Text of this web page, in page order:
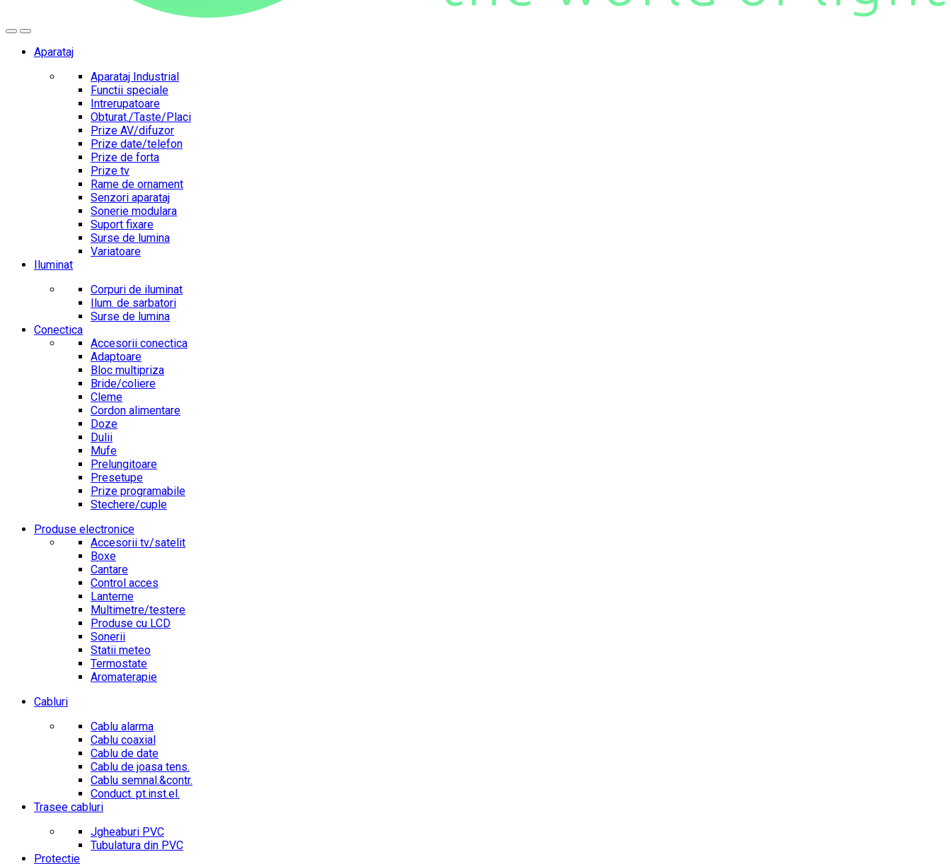
Aparataj
Aparataj Industrial
Functii speciale
Intrerupatoare
Obturat./Taste/Placi
Prize AV/difuzor
Prize date/telefon
Prize de forta
Prize tv
Rame de ornament
Senzori aparataj
Sonerie modulara
Suport fixare
Surse de lumina
Variatoare
Iluminat
Corpuri de iluminat
Ilum. de sarbatori
Surse de lumina
Conectica
Accesorii conectica
Adaptoare
Bloc multipriza
Bride/coliere
Cleme
Cordon alimentare
Doze
Dulii
Mufe
Prelungitoare
Presetupe
Prize programabile
Stechere/cuple
Produse electronice
Accesorii tv/satelit
Boxe
Cantare
Control acces
Lanterne
Multimetre/testere
Produse cu LCD
Sonerii
Statii meteo
Termostate
Aromaterapie
Cabluri
Cablu alarma
Cablu coaxial
Cablu de date
Cablu de joasa tens.
Cablu semnal.&contr.
Conduct. pt.inst.el.
Trasee cabluri
Jgheaburi PVC
Tubulatura din PVC
Protectie